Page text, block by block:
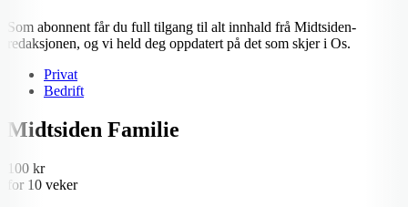
Som abonnent får du full tilgang til alt innhald frå Midtsiden-
redaksjonen, og vi held deg oppdatert på det som skjer i Os.
Privat
Bedrift
Midtsiden Familie
100 kr
for 10 veker